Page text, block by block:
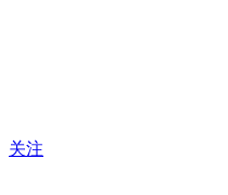
关注